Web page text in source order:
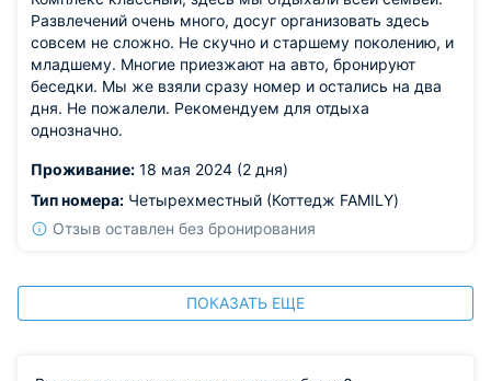
Развлечений очень много, досуг организовать здесь
совсем не сложно. Не скучно и старшему поколению, и
младшему. Многие приезжают на авто, бронируют
беседки. Мы же взяли сразу номер и остались на два
дня. Не пожалели. Рекомендуем для отдыха
однозначно.
Проживание: 18 мая 2024 (2 дня)
Тип номера: Четырехместный (Коттедж FAMILY)
Отзыв оставлен без бронирования
ПОКАЗАТЬ ЕЩЕ